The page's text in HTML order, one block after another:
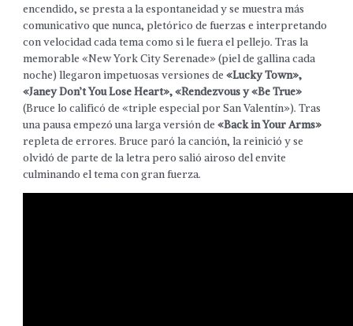
encendido, se presta a la espontaneidad y se muestra más
comunicativo que nunca, pletórico de fuerzas e interpretando
con velocidad cada tema como si le fuera el pellejo. Tras la
memorable «New York City Serenade» (piel de gallina cada
noche) llegaron impetuosas versiones de«Lucky Town»,
«Janey Don’t You Lose Heart», «Rendezvous y «Be True»
(Bruce lo calificó de «triple especial por San Valentín»). Tras
una pausa empezó una larga versión de«Back in Your Arms»
repleta de errores. Bruce paró la canción, la reinició y se
olvidó de parte de la letra pero salió airoso del envite
culminando el tema con gran fuerza.